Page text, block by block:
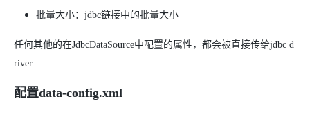
批量大小：jdbc链接中的批量大小
任何其他的在JdbcDataSource中配置的属性，都会被直接传给jdbc d
river
配置data-config.xml